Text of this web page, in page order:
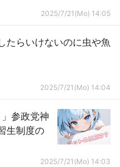
2025/7/21(Mo) 14:05
たらいけないのに虫や魚
2025/7/21(Mo) 14:04
参政党神
生制度の
2025/7/21(Mo) 14:03